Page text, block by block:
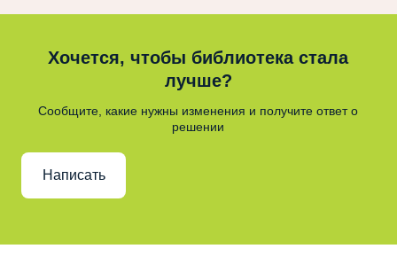
Хочется, чтобы библиотека стала
лучше?
Сообщите, какие нужны изменения и получите ответ о
решении
Написать